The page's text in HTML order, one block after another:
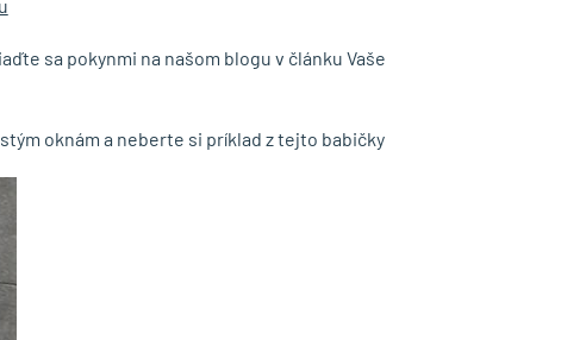
sa pokynmi na našom blogu v článku Vaše
oknám a neberte si príklad z tejto babičky